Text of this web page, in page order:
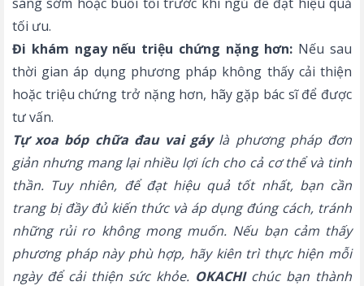
tối ưu.
Đi khám ngay nếu triệu chứng nặng hơn: Nếu sau
thời gian áp dụng phương pháp không thấy cải thiện
hoặc triệu chứng trở nặng hơn, hãy gặp bác sĩ để được
tư vấn.
Tự xoa bóp chữa đau vai gáylà phương pháp đơn
giản nhưng mang lại nhiều lợi ích cho cả cơ thể và tinh
thần. Tuy nhiên, để đạt hiệu quả tốt nhất, bạn cần
trang bị đầy đủ kiến thức và áp dụng đúng cách, tránh
những rủi ro không mong muốn. Nếu bạn cảm thấy
phương pháp này phù hợp, hãy kiên trì thực hiện mỗi
ngày để cải thiện sức khỏe. OKACHI chúc bạn thành